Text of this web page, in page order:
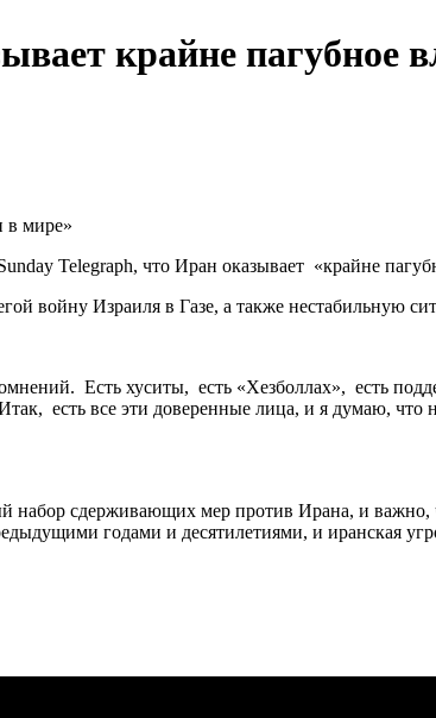
крайне пагубное
Telegraph, что Иран оказывает «крайне
войну Израиля в Газе, а также нестабильную
Есть хуситы, есть «Хезболлах», есть
есть все эти доверенные лица, и я думаю, что
набор сдерживающих мер против Ирана, и
годами и десятилетиями, и иранская